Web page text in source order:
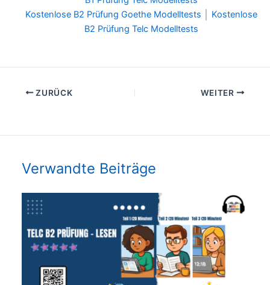
Kostenlose B2 Prüfung Goethe Modelltests
Kostenlose
B2 Prüfung Telc Modelltests
ZURÜCK WEITER
Verwandte Beiträge